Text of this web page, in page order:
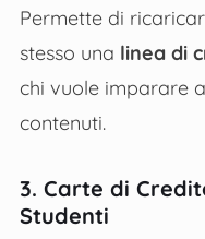
Permette di
stesso una linea di
chi vuole imparare
contenuti.
3. Carte di
Studenti